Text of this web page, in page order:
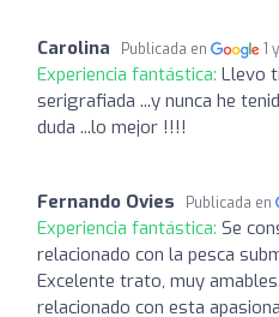
Carolina Publicada en 1
Experiencia fantástica: Llevo
serigrafiada ...y nunca he
duda ...lo mejor !!!!
Fernando Ovies Publicada en
Experiencia fantástica: Se
relacionado con la pesca
Excelente trato, muy
relacionado con esta